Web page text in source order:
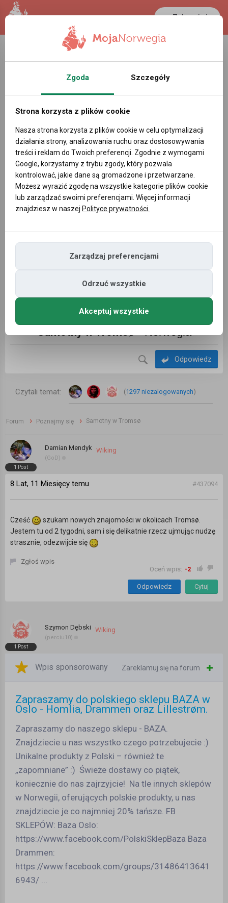
Zaloguj się
LANCASTER
36.1 °C 0.386 PLN
Samotny w Tromsø- Norwegia
Odpowiedz
Czytali temat: (1297 niezalogowanych)
Forum › Poznajmy się › Samotny w Tromsø
1 Post
Damian Mendyk
(GoD)
Wiking
8 Lat, 11 Miesięcy temu #437094
Cześć
szukam nowych znajomości w okolicach Tromsø.
Jestem tu od 2 tygodni, sam i się delikatnie rzecz ujmując nudzę
strasznie, odezwijcie się
Zgłoś wpis
Oceń wpis: -2
Odpowiedz Cytuj
1 Post
Szymon Dębski
(perciu10)
Wiking
Wpis sponsorowany Zareklamuj się na forum
Zapraszamy do polskiego sklepu BAZA w
Oslo - Homlia, Drammen oraz Lillestrøm.
Zapraszamy do naszego sklepu - BAZA.
Znajdziecie u nas wszystko czego potrzebujecie :)
Unikalne produkty z Polski – również te
„zapomniane” :) Świeże dostawy co piątek,
koniecznie do nas zajrzyjcie! Na tle innych sklepów
w Norwegii, oferujących polskie produkty, u nas
znajdziecie je co najmniej 20% tańsze. FB
SKLEPÓW: Baza Oslo:
https://www.facebook.com/PolskiSklepBaza Baza
Drammen:
https://www.facebook.com/groups/31486413641
6943/ ...
Zgoda Szczegóły
Strona korzysta z plików cookie
Nasza strona korzysta z plików cookie w celu optymalizacji
działania strony, analizowania ruchu oraz dostosowywania
treści i reklam do Twoich preferencji. Zgodnie z wymogami
Google, korzystamy z trybu zgody, który pozwala
kontrolować, jakie dane są gromadzone i przetwarzane.
Możesz wyrazić zgodę na wszystkie kategorie plików cookie
lub zarządzać swoimi preferencjami. Więcej informacji
znajdziesz w naszej Polityce prywatności.
Zarządzaj preferencjami
Odrzuć wszystkie
Akceptuj wszystkie